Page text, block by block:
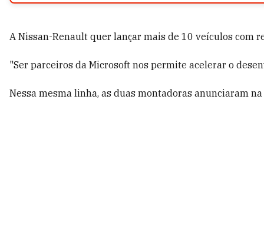
A Nissan-Renault quer lançar mais de 10 veículos com
"Ser parceiros da Microsoft nos permite acelerar o
Nessa mesma linha, as duas montadoras anunciaram